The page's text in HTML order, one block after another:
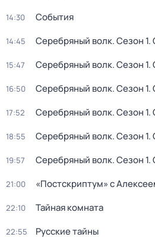
14:30 События
14:45 Серебряный волк. Сезон 1.
15:47 Серебряный волк. Сезон 1.
16:50 Серебряный волк. Сезон 1.
17:52 Серебряный волк. Сезон 1.
18:55 Серебряный волк. Сезон 1.
19:57 Серебряный волк. Сезон 1.
21:00 «Постскриптум» с
22:10 Тайная комната
22:55 Русские тайны